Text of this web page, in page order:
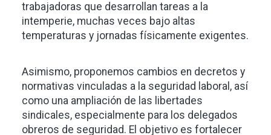
trabajadoras que desarrollan tareas a la
intemperie, muchas veces bajo altas
temperaturas y jornadas físicamente exigentes.
Asimismo, proponemos cambios en decretos y
normativas vinculadas a la seguridad laboral, así
como una ampliación de las libertades
sindicales, especialmente para los delegados
obreros de seguridad. El objetivo es fortalecer